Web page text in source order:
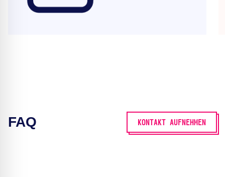
FAQ KONTAKT AUFNEHMEN